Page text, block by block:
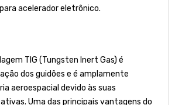
acelerador eletrônico.
TIG (Tungsten Inert Gas) é
dos guidões e é amplamente
aeroespacial devido às suas
Uma das principais vantagens do